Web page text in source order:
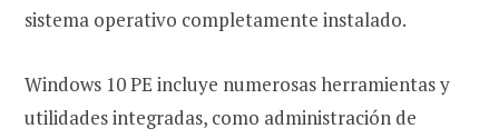
sistema operativo completamente instalado.
Windows 10 PE incluye numerosas herramientas y
utilidades integradas, como administración de